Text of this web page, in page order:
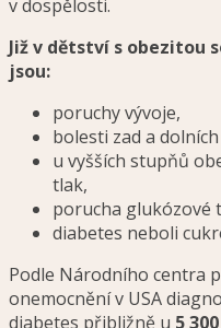
v dospělosti.
Již v dětství s obezitou
jsou:
poruchy vývoje,
bolesti zad a
u vyšších stupňů
tlak,
porucha glukózové
diabetes neboli
Podle Národního centra
onemocnění v USA
diabetes přibližně u 5